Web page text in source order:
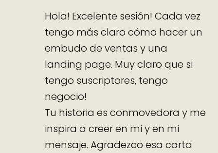
Hola! Excelente sesión! Cada vez
tengo más claro cómo hacer un
embudo de ventas y una
landing page. Muy claro que si
tengo suscriptores, tengo
negocio!
Tu historia es conmovedora y me
inspira a creer en mi y en mi
mensaje. Agradezco esa carta